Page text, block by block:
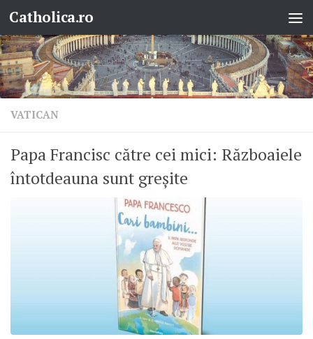
Skip to content
Catholica.ro
VATICAN
Papa Francisc către cei mici: Războaiele
întotdeauna sunt greșite